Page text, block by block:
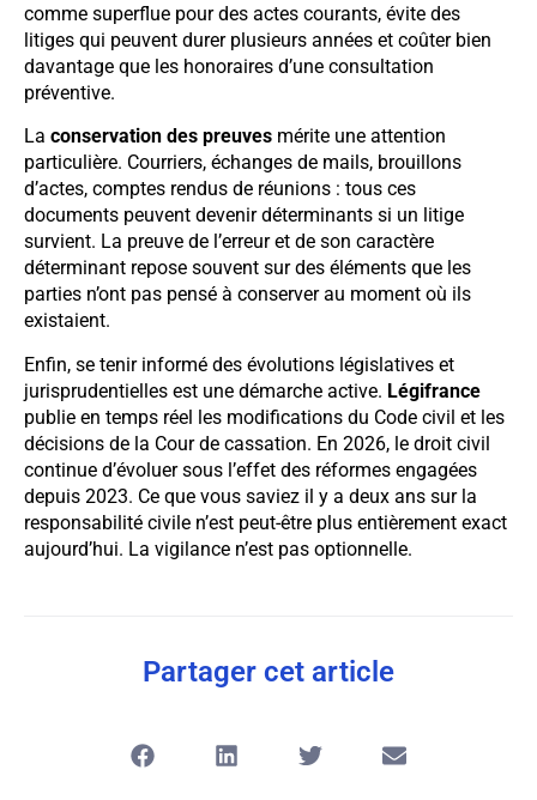
comme superflue pour des actes courants, évite des
litiges qui peuvent durer plusieurs années et coûter bien
davantage que les honoraires d’une consultation
préventive.
La conservation des preuves mérite une attention
particulière. Courriers, échanges de mails, brouillons
d’actes, comptes rendus de réunions : tous ces
documents peuvent devenir déterminants si un litige
survient. La preuve de l’erreur et de son caractère
déterminant repose souvent sur des éléments que les
parties n’ont pas pensé à conserver au moment où ils
existaient.
Enfin, se tenir informé des évolutions législatives et
jurisprudentielles est une démarche active. Légifrance
publie en temps réel les modifications du Code civil et les
décisions de la Cour de cassation. En 2026, le droit civil
continue d’évoluer sous l’effet des réformes engagées
depuis 2023. Ce que vous saviez il y a deux ans sur la
responsabilité civile n’est peut-être plus entièrement exact
aujourd’hui. La vigilance n’est pas optionnelle.
Partager cet article